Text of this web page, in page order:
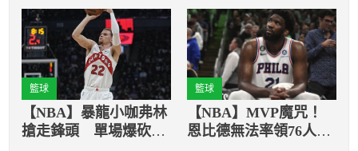
籃球
【NBA】暴龍小咖弗林
搶走鋒頭 單場爆砍73
籃球
【NBA】MVP魔咒！
恩比德無法率領76人順